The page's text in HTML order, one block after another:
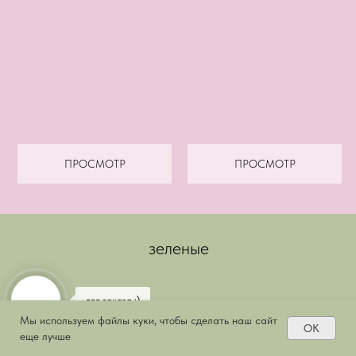
Мы используем файлы куки, чтобы сделать наш сайт
еще лучше
OK
ПРОСМОТР ПРОСМОТР
зеленые
для заказа :)